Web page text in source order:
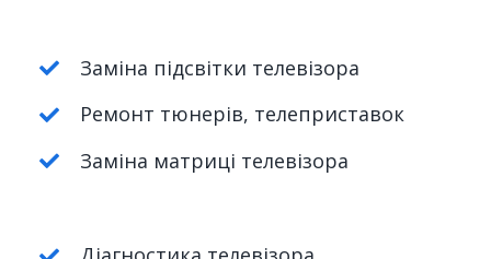
Заміна підсвітки телевізора
Ремонт тюнерів, телеприставок
Заміна матриці телевізора